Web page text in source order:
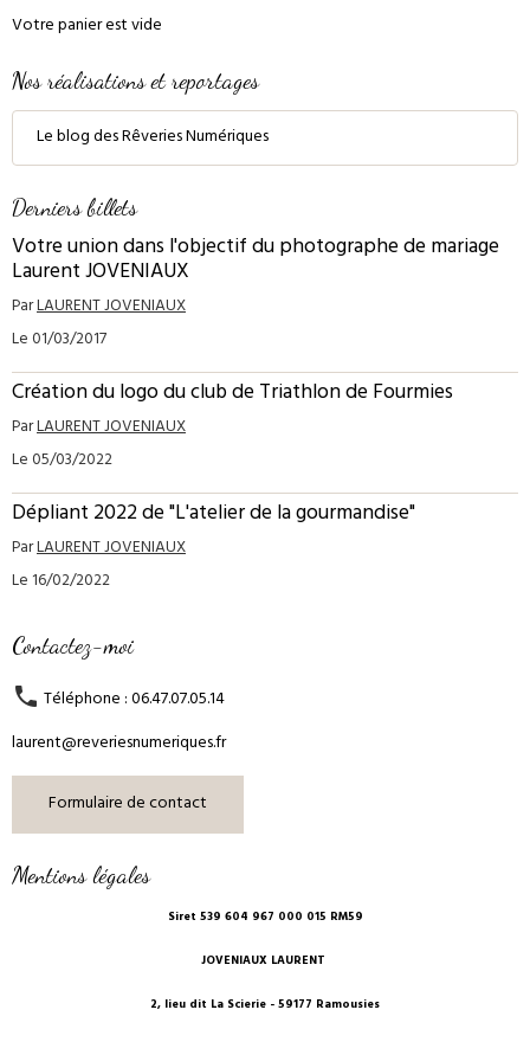
Votre panier est vide
Nos réalisations et reportages
Le blog des Rêveries Numériques
Derniers billets
Votre union dans l'objectif du photographe de mariage
Laurent JOVENIAUX
ParLAURENT JOVENIAUX
Le 01/03/2017
Création du logo du club de Triathlon de Fourmies
ParLAURENT JOVENIAUX
Le 05/03/2022
Dépliant 2022 de "L'atelier de la gourmandise"
ParLAURENT JOVENIAUX
Le 16/02/2022
Contactez-moi
Téléphone : 06.47.07.05.14
laurent@reveriesnumeriques.fr
Formulaire de contact
Mentions légales
Siret 539 604 967 000 015 RM59
JOVENIAUX LAURENT
2, lieu dit La Scierie - 59177 Ramousies